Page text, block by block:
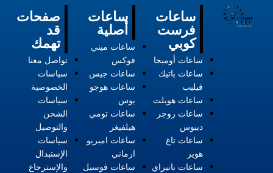
صفحات
قد
تهمك
تواصل معنا
سياسات
الخصوصية
سياسات
الشحن
والتوصيل
سياسات
الإستبدال
والإسترجاع
ساعات
أصلية
ساعات ميني
فوكس
ساعات جيس
ساعات هوجو
بوس
ساعات تومي
هيلفيغر
ساعات امبريو
ارماني
ساعات فوسيل
ساعات
فرست
كوبي
ساعات أوميجا
ساعات باتيك
فيليب
ساعات هوبلت
ساعات روجر
ديبوس
ساعات تاغ
هوير
ساعات بانيراي